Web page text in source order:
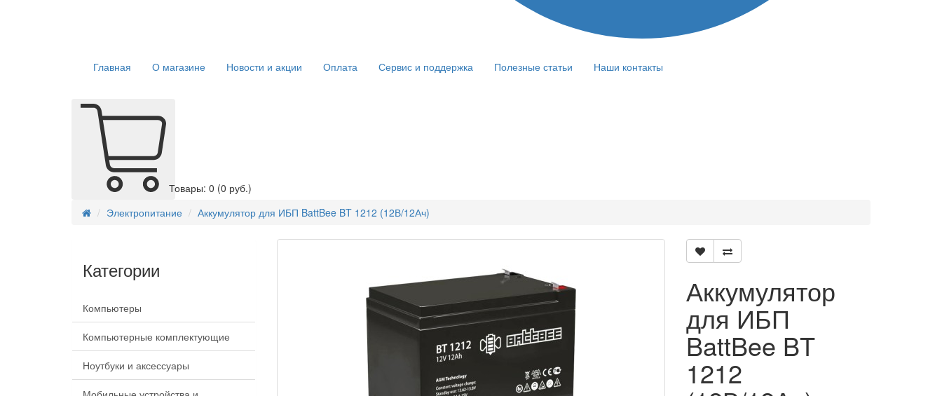
Главная О магазине Новости и акции Оплата Сервис и поддержка Полезные статьи Наши контакты
Товары: 0 (0 руб.)
Электропитание
Аккумулятор для ИБП BattBee BT 1212 (12В/12Ач)
Категории
Компьютеры
Компьютерные комплектующие
Ноутбуки и аксессуары
Аккумулятор
для ИБП
BattBee BT
1212